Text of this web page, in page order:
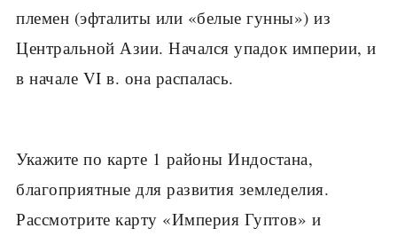
племен (эфталиты или «бе­лые гунны») из
Центральной Азии. Начался упадок империи, и
в начале VI в. она распалась.
Укажите по карте 1 районы Индостана,
благоприятные для развития земледелия.
Рассмотрите карту «Империя Гуптов» и